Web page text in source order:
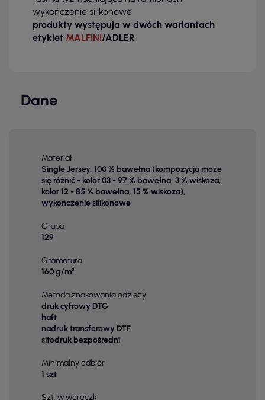
wykończenie silikonowe
produkty występuja w dwóch wariantach
etykiet MALFINI/ADLER
Dane
Materiał
Single Jersey, 100 % bawełna (kompozycja może
się różnić - kolor 03 - 97 % bawełna, 3 % wiskoza,
kolor 12 - 85 % bawełna, 15 % wiskoza),
wykończenie silikonowe
Grupa
129
Gramatura
160 g/m²
Metoda znakowania odzieży
druk cyfrowy DTG
haft
nadruk transferowy DTF
sitodruk bezpośredni
Minimalny odbiór
1 szt
Szt. w woreczk